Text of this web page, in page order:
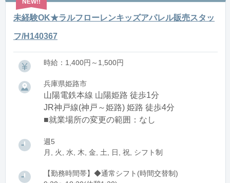
未経験OK★ラルフローレンキッズアパレル販売スタッ
フ/H140367
時給：1,400円～1,500円
兵庫県姫路市
山陽電鉄本線 山陽姫路 徒歩1分
JR神戸線(神戸～姫路) 姫路 徒歩4分
■就業場所の変更の範囲：なし
週5
月, 火, 水, 木, 金, 土, 日, 祝, シフト制
【勤務時間帯】◆通常シフト(時間交替制)